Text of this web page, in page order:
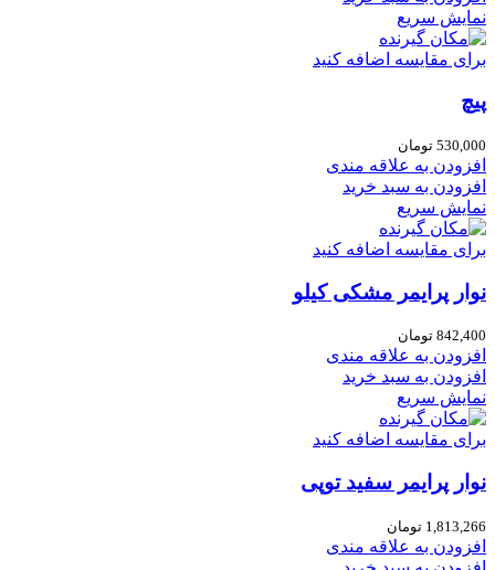
نمایش سریع
برای مقایسه اضافه کنید
پیچ
530,000 تومان
افزودن به علاقه مندی
افزودن به سبد خرید
نمایش سریع
برای مقایسه اضافه کنید
نوار پرایمر مشکی کیلو
842,400 تومان
افزودن به علاقه مندی
افزودن به سبد خرید
نمایش سریع
برای مقایسه اضافه کنید
نوار پرایمر سفید توپی
1,813,266 تومان
افزودن به علاقه مندی